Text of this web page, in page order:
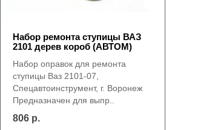
Набор ремонта ступицы ВАЗ
2101 дерев короб (АВТОМ)
Набор оправок для ремонта
ступицы Ваз 2101-07,
Спецавтоинструмент, г. Воронеж
Предназначен для выпр..
806 р.